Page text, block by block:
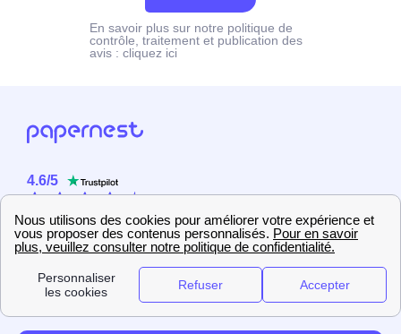
En savoir plus sur notre politique de
contrôle, traitement et publication des
avis : cliquez ici
4.6/5
2358 utilisateurs